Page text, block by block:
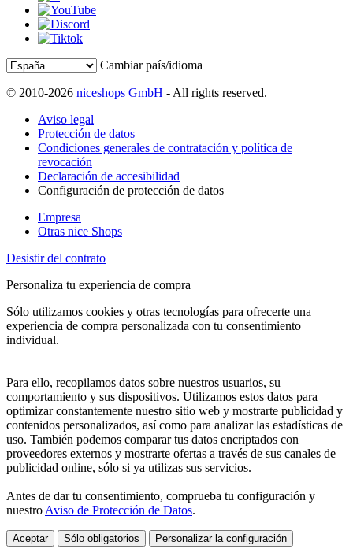
Cambiar país/idioma
© 2010-2026 niceshops GmbH - All rights reserved.
Aviso legal
Protección de datos
Condiciones generales de contratación y política de
revocación
Declaración de accesibilidad
Configuración de protección de datos
Empresa
Otras nice Shops
Desistir del contrato
Personaliza tu experiencia de compra
Sólo utilizamos cookies y otras tecnologías para ofrecerte una
experiencia de compra personalizada con tu consentimiento
individual.
Para ello, recopilamos datos sobre nuestros usuarios, su
comportamiento y sus dispositivos. Utilizamos estos datos para
optimizar constantemente nuestro sitio web y mostrarte publicidad y
contenidos personalizados, así como para analizar las estadísticas de
uso. También podemos comparar tus datos encriptados con
proveedores externos y mostrarte ofertas a través de sus canales de
publicidad online, sólo si ya utilizas sus servicios.
Antes de dar tu consentimiento, comprueba tu configuración y
nuestro Aviso de Protección de Datos.
Aceptar Sólo obligatorios Personalizar la configuración